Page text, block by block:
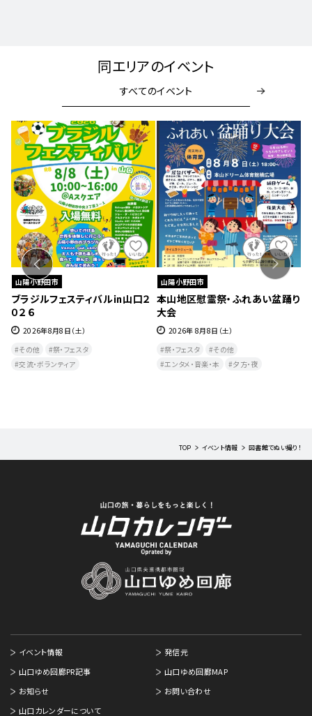
同エリアのイベント
すべてのイベント
山陽小野田市
ブラジルフェスティバル㏌山口２
０２６
2026年8月8日（土）
その他
祭・フェスタ
交流・ボランティア
山陽小野田市
本山地区慰霊祭・ふれあい盆踊り
大会
2026年 8月8日（土）
祭・フェスタ
その他
エンタメ・音楽・本
夕方・夜​
TOP イベント情報 図書館でぬい撮り！
イベント情報
発信元
山口ゆめ回廊PR記事
山口ゆめ回廊MAP
お知らせ
お問い合わせ
山口カレンダーについて